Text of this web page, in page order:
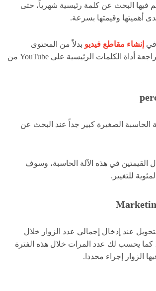
فيها البحث عن كلمة رئيسية شهرياً، حتى
أهميتها وقيمتها بسرعة.
في إنشاء مقاطع فيديو بدلاً من المحتوى
المكتوب، يمكنك مراجعة أداة الكلمات الرئيسية على YouTube من
الحاسبة الصغيرة كبير جداً عند البحث عن
القيمتين في هذه الآلة الحاسبة، وسوف
للتغيير.
عند إدخال إجمالي عدد الزوار خلال
كما يحسب لك عدد المرات خلال هذه الفترة
الزوار إجراء محددا.